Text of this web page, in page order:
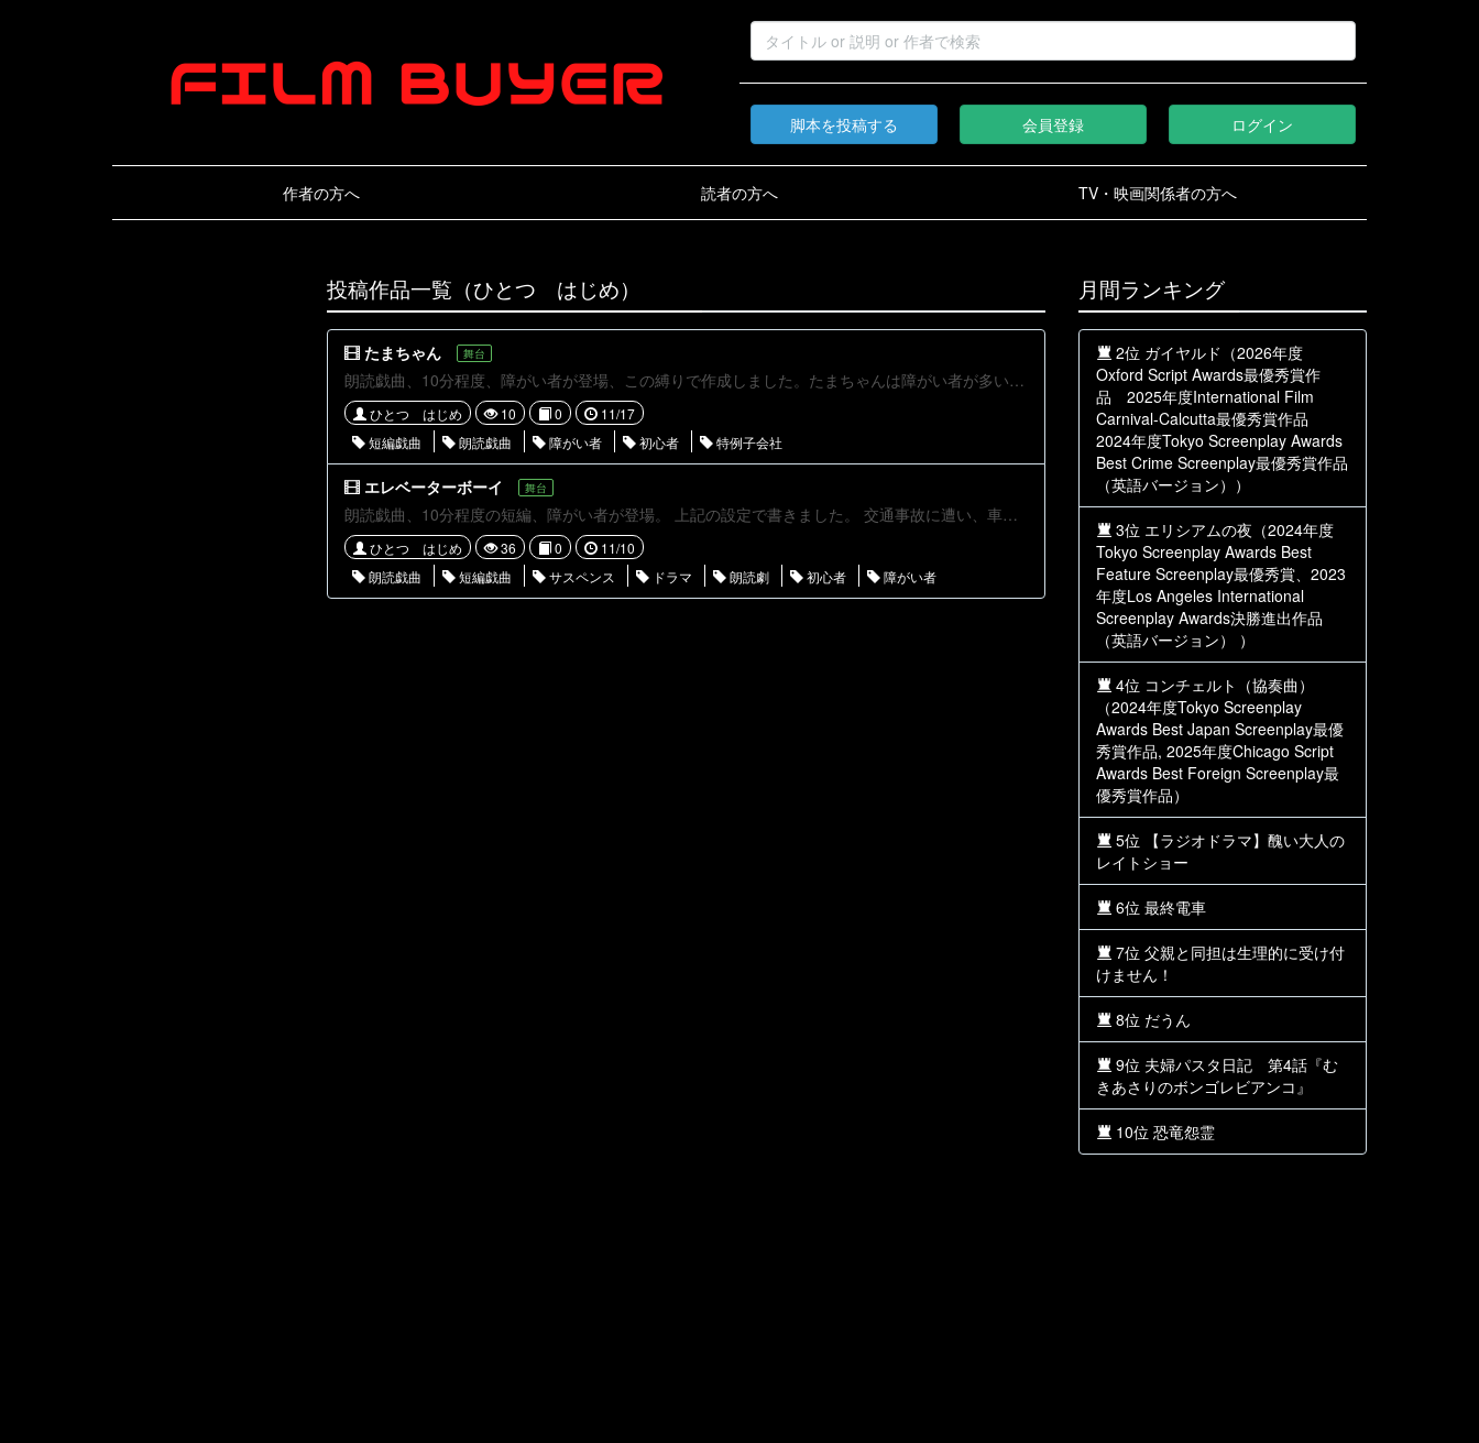
脚本を投稿する 会員登録 ログイン
作者の方へ 読者の方へ TV・映画関係者の方へ
投稿作品一覧（ひとつ はじめ）
たまちゃん 舞台
朗読戯曲、10分程度、障がい者が登場、この縛りで作成しました。たまちゃんは障がい者が多い職場に勤めている。自分はなぜ苗字ではなく下の名前で呼ばれるのか疑問に思う。指導員にその気持ちを伝えるが......
ひとつ はじめ 10 0
11/17
短編戯曲
朗読戯曲 障がい者 初心者 特例子会社
エレベーターボーイ 舞台
朗読戯曲、10分程度の短編、障がい者が登場。 上記の設定で書きました。 交通事故に遭い、車いす生活になった会社員が久しぶりに出社した“杉山”。 以前の部下“だいすけ”と遭遇し、思いもよらぬことを言われた。
ひとつ はじめ 36 0
11/10
朗読戯曲
短編戯曲 サスペンス ドラマ 朗読劇 初心者 障がい者
月間ランキング
2位 ガイヤルド（2026年度
Oxford Script Awards最優秀賞作
品 2025年度International Film
Carnival-Calcutta最優秀賞作品
2024年度Tokyo Screenplay Awards
Best Crime Screenplay最優秀賞作品
（英語バージョン））
3位 エリシアムの夜（2024年度
Tokyo Screenplay Awards Best
Feature Screenplay最優秀賞、2023
年度Los Angeles International
Screenplay Awards決勝進出作品
（英語バージョン） ）
4位 コンチェルト（協奏曲）
（2024年度Tokyo Screenplay
Awards Best Japan Screenplay最優
秀賞作品, 2025年度Chicago Script
Awards Best Foreign Screenplay最
優秀賞作品）
5位 【ラジオドラマ】醜い大人の
レイトショー
6位 最終電車
7位 父親と同担は生理的に受け付
けません！
8位 だうん
9位 夫婦パスタ日記 第4話『む
きあさりのボンゴレビアンコ』
10位 恐竜怨霊